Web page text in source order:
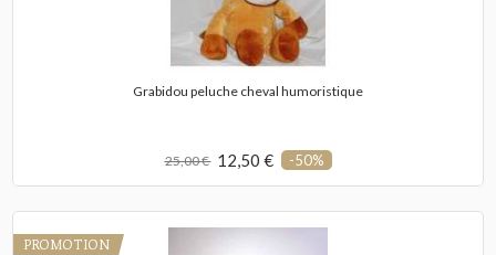
Grabidou peluche cheval humoristique
25,00 € 12,50 € -50%
PROMOTION